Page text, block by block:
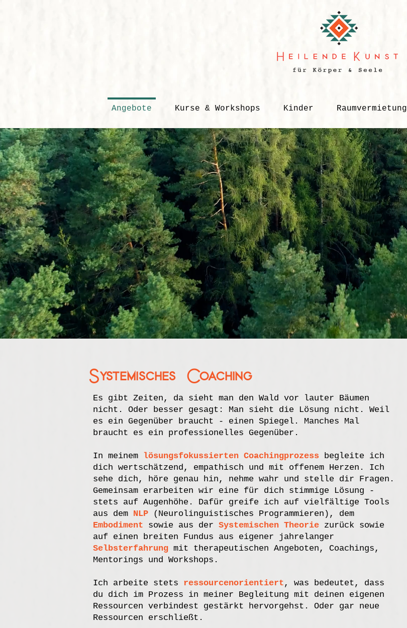
Angebote Kurse & Workshops Kinder Raumvermietung
Systemisches Coaching
Es gibt Zeiten, da sieht man den Wald vor lauter Bäumen
nicht. Oder besser gesagt: Man sieht die Lösung nicht. Weil
es ein Gegenüber braucht - einen Spiegel. Manches Mal
braucht es ein professionelles Gegenüber.
In meinem lösungsfokussierten Coachingprozess begleite ich
dich wertschätzend, empathisch und mit offenem Herzen. Ich
sehe dich, höre genau hin, nehme wahr und stelle dir Fragen.
Gemeinsam erarbeiten wir eine für dich stimmige Lösung -
stets auf Augenhöhe. Dafür greife ich auf vielfältige Tools
aus dem NLP (Neurolinguistisches Programmieren), dem
Embodiment sowie aus der Systemischen Theorie zurück sowie
auf einen breiten Fundus aus eigener jahrelanger
Selbsterfahrung mit therapeutischen Angeboten, Coachings,
Mentorings und Workshops.
Ich arbeite stets ressourcenorientiert , was bedeutet, dass
du dich im Prozess in meiner Begleitung mit deinen eigenen
Ressourcen verbindest gestärkt hervorgehst. Oder gar neue
Ressourcen erschließt.